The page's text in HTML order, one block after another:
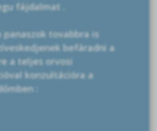
fájdalmat .
panaszok tovabbra is
befáradni a
a teljes orvosi
konzultációra a
: